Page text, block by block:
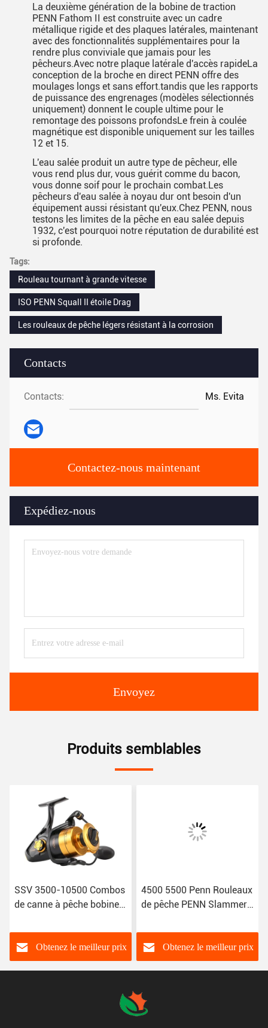
Contacts
Contacts: Ms. Evita
Contactez-nous maintenant
Expédiez-nous
Envoyez
La deuxième génération de la bobine de traction
PENN Fathom II est construite avec un cadre
métallique rigide et des plaques latérales, maintenant
avec des fonctionnalités supplémentaires pour la
rendre plus conviviale que jamais pour les
pêcheurs.Avec notre plaque latérale d'accès rapideLa
conception de la broche en direct PENN offre des
moulages longs et sans effort.tandis que les rapports
de puissance des engrenages (modèles sélectionnés
uniquement) donnent le couple ultime pour le
remontage des poissons profondsLe frein à coulée
magnétique est disponible uniquement sur les tailles
12 et 15.
L'eau salée produit un autre type de pêcheur, elle
vous rend plus dur, vous guérit comme du bacon,
vous donne soif pour le prochain combat.Les
pêcheurs d'eau salée à noyau dur ont besoin d'un
équipement aussi résistant qu'eux.Chez PENN, nous
testons les limites de la pêche en eau salée depuis
1932, c'est pourquoi notre réputation de durabilité est
si profonde.
Tags:
Rouleau tournant à grande vitesse
ISO PENN Squall II étoile Drag
Les rouleaux de pêche légers résistant à la corrosion
Produits semblables
SSV 3500-10500 Combos
de canne à pêche bobine
Corps en métal complet
Obtenez le meilleur prix
4500 5500 Penn Rouleaux
de pêche PENN Slammer
Rouleaux de pêche à la
brocheObtenez le meilleur prix